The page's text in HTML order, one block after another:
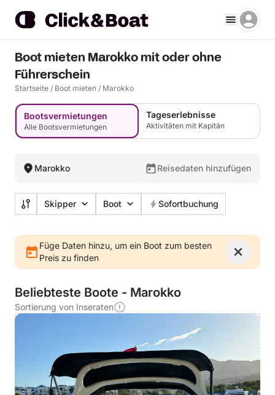
Boot mieten Marokko mit oder ohne
Führerschein
Startseite / Boot mieten / Marokko
Bootsvermietungen
Alle Bootsvermietungen
Tageserlebnisse
Aktivitäten mit Kapitän
Marokko Reisedaten hinzufügen
Skipper Boot Sofortbuchung
Füge Daten hinzu, um ein Boot zum besten
Preis zu finden
Beliebteste Boote - Marokko
Sortierung von Inseraten